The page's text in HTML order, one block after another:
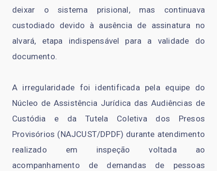
deixar o sistema prisional, mas continuava
custodiado devido à ausência de assinatura no
alvará, etapa indispensável para a validade do
documento.
A irregularidade foi identificada pela equipe do
Núcleo de Assistência Jurídica das Audiências de
Custódia e da Tutela Coletiva dos Presos
Provisórios (NAJCUST/DPDF) durante atendimento
realizado em inspeção voltada ao
acompanhamento de demandas de pessoas